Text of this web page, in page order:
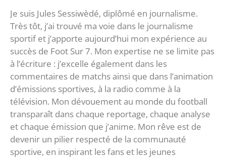
Je suis Jules Sessiwèdé, diplômé en journalisme.
Très tôt, j’ai trouvé ma voie dans le journalisme
sportif et j’apporte aujourd’hui mon expérience au
succès de Foot Sur 7. Mon expertise ne se limite pas
à l’écriture : j’excelle également dans les
commentaires de matchs ainsi que dans l’animation
d’émissions sportives, à la radio comme à la
télévision. Mon dévouement au monde du football
transparaît dans chaque reportage, chaque analyse
et chaque émission que j’anime. Mon rêve est de
devenir un pilier respecté de la communauté
sportive, en inspirant les fans et les jeunes